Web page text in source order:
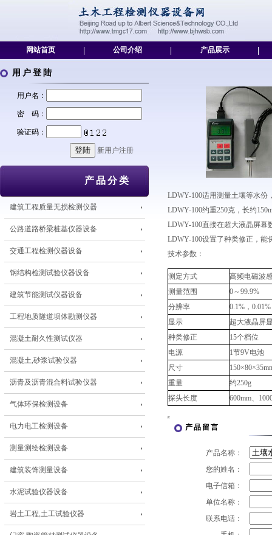
网站首页 公司介绍 产品展示
用户登陆
用户名：
密 码：
验证码：
新用户注册
产品分类
建筑工程质量无损检测仪器
公路道路桥梁桩基仪器设备
交通工程检测仪器设备
钢结构检测试验仪器设备
建筑节能测试仪器设备
工程地质隧道坝体勘测仪器
混凝土耐久性测试仪器
混凝土,砂浆试验仪器
沥青及沥青混合料试验仪器
气体环保检测设备
电力电工检测设备
测量测绘检测设备
建筑装饰测量设备
水泥试验仪器设备
岩土工程,土工试验仪器
LDWY-100适用测量土壤等水份
LDWY-100约重250克，长约
LDWY-100直接在超大液晶屏幕
LDWY-100设置了种类修正，
技术参数：
测定方式
高频电磁波
测量范围
0～99.9%
分辨率
0.1%，0.01%
显示
超大液晶屏
种类修正
15个档位
电源
1节9V电池
尺寸
重量
约250g
探头长度
600mm、
产品留言
产品名称：
您的姓名：
电子信箱：
单位名称：
联系电话：